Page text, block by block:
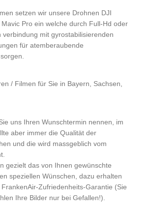
setzen wir unsere Drohnen DJI
Pro ein welche durch Full-Hd oder
verbindung mit gyrostabilisierenden
für atemberaubende
/ Filmen für Sie in Bayern, Sachsen,
uns Ihren Wunschtermin nennen, im
aber immer die Qualität der
und die wird massgeblich vom
gezielt das von Ihnen gewünschte
speziellen Wünschen, dazu erhalten
Zufriedenheits-Garantie (Sie
Ihre Bilder nur bei Gefallen!).